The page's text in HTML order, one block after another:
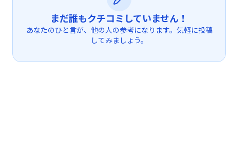
まだ誰もクチコミしていません！
あなたのひと言が、他の人の参考になります。気軽に投稿
してみましょう。